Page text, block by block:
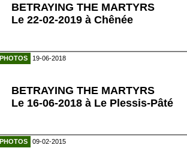
BETRAYING THE MARTYRS
Le 22-02-2019 à Chênée
PHOTOS 19-06-2018
BETRAYING THE MARTYRS
Le 16-06-2018 à Le Plessis-Pâté
PHOTOS 09-02-2015